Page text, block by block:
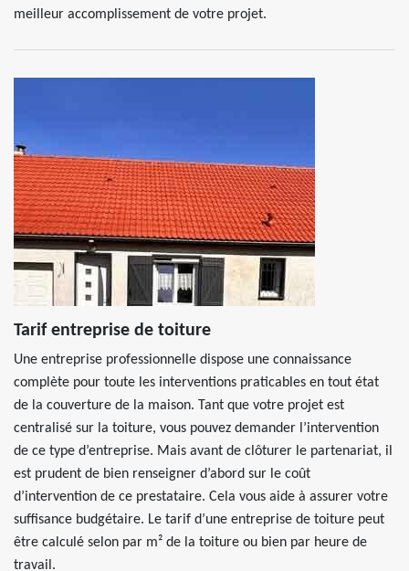
meilleur accomplissement de votre projet.
Tarif entreprise de toiture
Une entreprise professionnelle dispose une connaissance
complète pour toute les interventions praticables en tout état
de la couverture de la maison. Tant que votre projet est
centralisé sur la toiture, vous pouvez demander l’intervention
de ce type d’entreprise. Mais avant de clôturer le partenariat, il
est prudent de bien renseigner d’abord sur le coût
d’intervention de ce prestataire. Cela vous aide à assurer votre
suffisance budgétaire. Le tarif d’une entreprise de toiture peut
être calculé selon par m² de la toiture ou bien par heure de
travail.